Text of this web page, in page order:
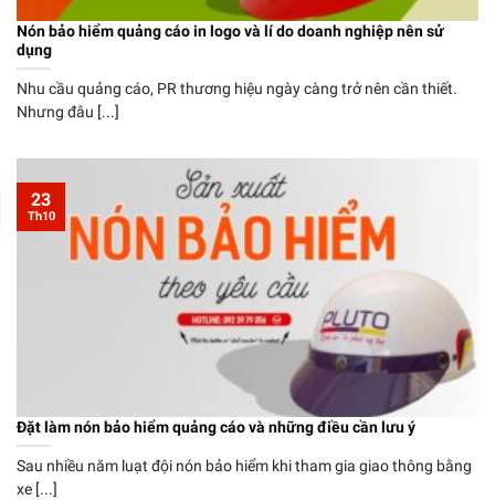
Nón bảo hiểm quảng cáo in logo và lí do doanh nghiệp nên sử
dụng
Nhu cầu quảng cáo, PR thương hiệu ngày càng trở nên cần thiết.
Nhưng đâu [...]
Đặt làm nón bảo hiểm quảng cáo và những điều cần lưu ý
Sau nhiều năm luạt đội nón bảo hiểm khi tham gia giao thông bằng
xe [...]
23
Th10